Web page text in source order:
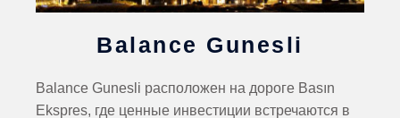
Balance Gunesli
Balance Gunesli расположен на дороге Basın
Ekspres, где ценные инвестиции встречаются в